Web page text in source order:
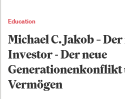
Education
Michael C. Jakob –
Investor - Der neue
Generationenkonflikt
Vermögen